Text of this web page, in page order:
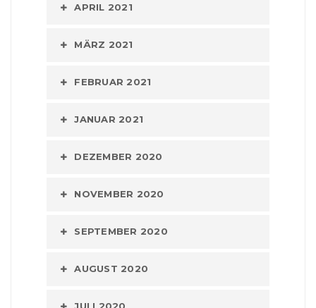
APRIL 2021
MÄRZ 2021
FEBRUAR 2021
JANUAR 2021
DEZEMBER 2020
NOVEMBER 2020
SEPTEMBER 2020
AUGUST 2020